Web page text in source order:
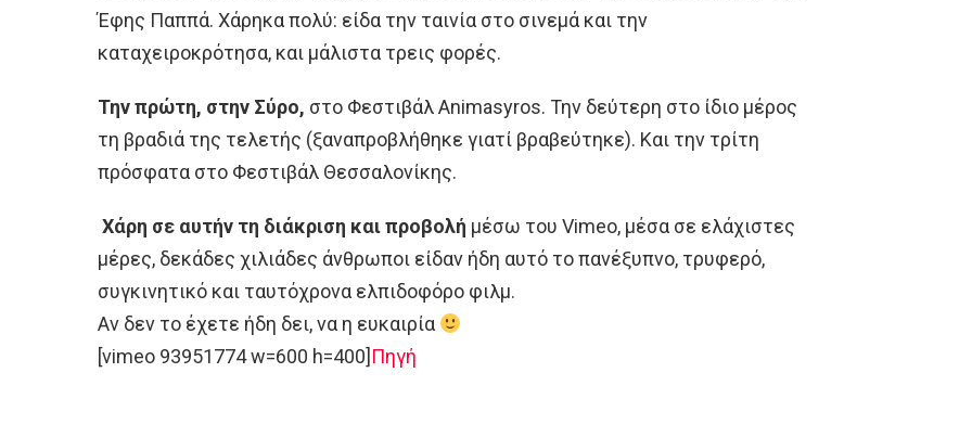
Έφης Παππά. Χάρηκα πολύ: είδα την ταινία στο σινεμά και την
καταχειροκρότησα, και μάλιστα τρεις φορές.
Την πρώτη, στην Σύρο, στο Φεστιβάλ Animasyros. Την δεύτερη στο ίδιο μέρος
τη βραδιά της τελετής (ξαναπροβλήθηκε γιατί βραβεύτηκε). Και την τρίτη
πρόσφατα στο Φεστιβάλ Θεσσαλονίκης.
Χάρη σε αυτήν τη διάκριση και προβολή μέσω του Vimeo, μέσα σε ελάχιστες
μέρες, δεκάδες χιλιάδες άνθρωποι είδαν ήδη αυτό το πανέξυπνο, τρυφερό,
συγκινητικό και ταυτόχρονα ελπιδοφόρο φιλμ.
Αν δεν το έχετε ήδη δει, να η ευκαιρία
[vimeo 93951774 w=600 h=400] Πηγή